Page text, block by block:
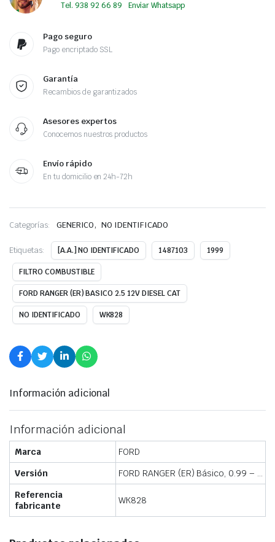
Tel. 938 92 66 89 Enviar Whatsapp
Pago seguro
Pago encriptado SSL
Garantía
Recambios de garantizados
Asesores expertos
Conocemos nuestros productos
Envío rápido
En tu domicilio en 24h-72h
Categorías: GENERICO, NO IDENTIFICADO
Etiquetas: [A.A.] NO IDENTIFICADO 1487103 1999
FILTRO COMBUSTIBLE
FORD RANGER (ER) BASICO 2.5 12V DIESEL CAT
NO IDENTIFICADO WK828
Información adicional
Información adicional
Marca
FORD
Versión
FORD RANGER (ER) Básico, 0.99 – …
Referencia
fabricante
WK828